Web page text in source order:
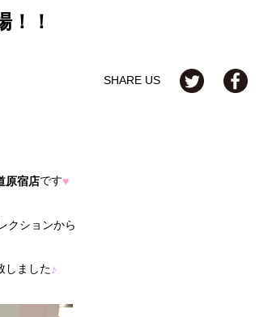
！！
SHARE US
原宿店です♥
クションから
しました♪